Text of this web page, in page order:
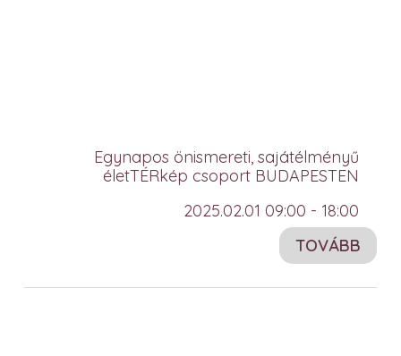
Egynapos önismereti, sajátélményű
életTÉRkép csoport BUDAPESTEN
2025.02.01 09:00 - 18:00
TOVÁBB